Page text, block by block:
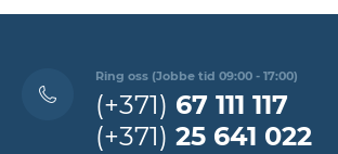
Ring oss (Jobbe tid 09:00 - 17:00)
(+371) 67 111 117
(+371) 25 641 022